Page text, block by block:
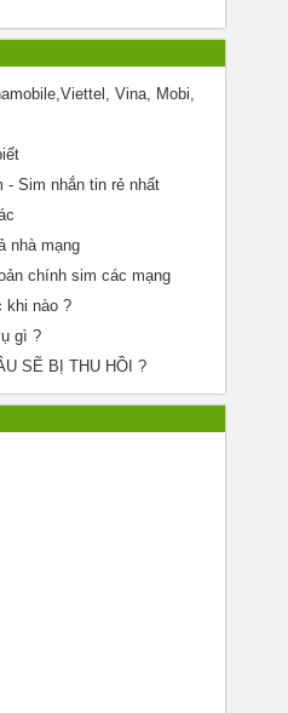
Vina, Mobi,
- Sim nhắn tin rẻ nhất
nhà mạng
chính sim các mạng
khi nào ?
gì ?
SẼ BỊ THU HỒI ?